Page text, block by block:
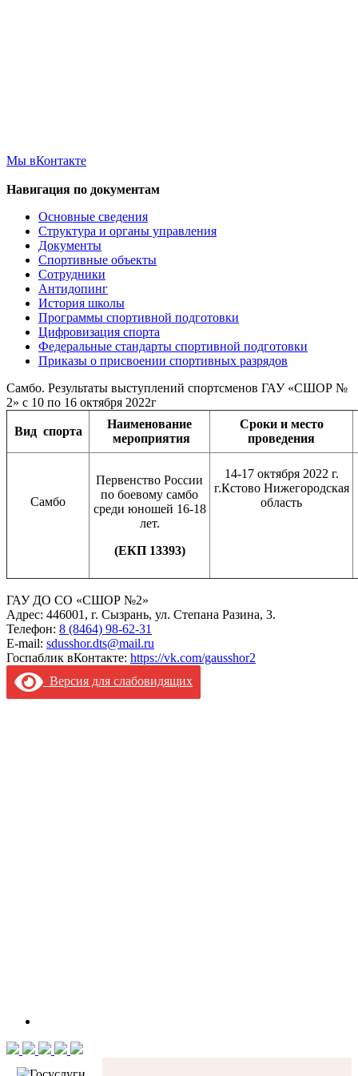
Мы вКонтакте
Навигация по документам
Основные сведения
Структура и органы управления
Документы
Спортивные объекты
Сотрудники
Антидопинг
История школы
Программы спортивной подготовки
Цифровизация спорта
Федеральные стандарты спортивной подготовки
Приказы о присвоении спортивных разрядов
Самбо. Результаты выступлений спортсменов ГАУ «СШОР №
2» с 10 по 16 октября 2022г
Вид спорта
Наименование
мероприятия
Сроки и место
проведения
Самбо
Первенство России
по боевому самбо
среди юношей 16-18
лет.
(ЕКП 13393)
14-17 октября 2022 г.
г.Кстово Нижегородская
область
ГАУ ДО СО «СШОР №2»
Адрес: 446001, г. Сызрань, ул. Степана Разина, 3.
Телефон: 8 (8464) 98-62-31
E-mail: sdusshor.dts@mail.ru
Госпаблик вКонтакте: https://vk.com/gausshor2
Версия для слабовидящих